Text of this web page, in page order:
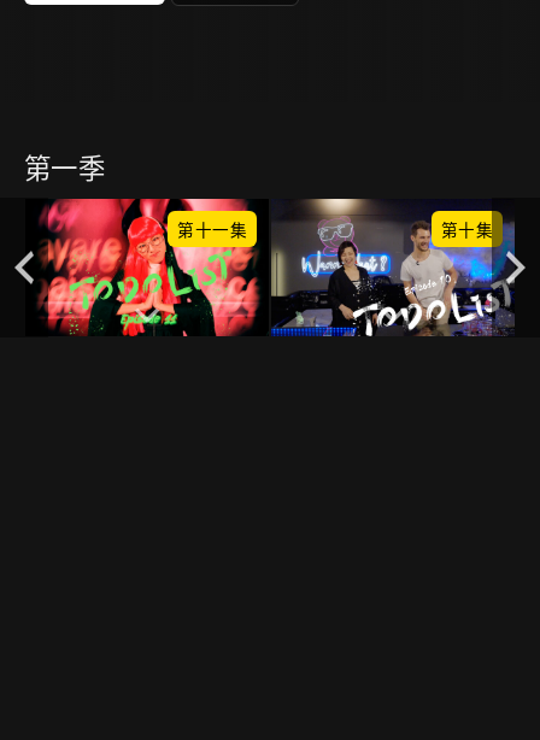
第一季
第十一集 第十集